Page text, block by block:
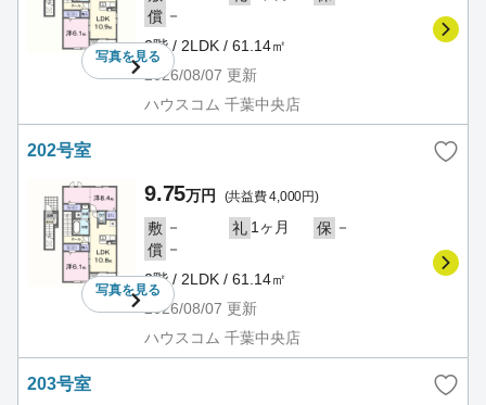
写真を見る
償 －
2階 / 2LDK / 61.14㎡
2026/08/07 更新
ハウスコム 千葉中央店
202号室
写真を見る
9.75万円 (共益費 4,000円)
敷 － 礼 1ヶ月 保 －
償 －
2階 / 2LDK / 61.14㎡
2026/08/07 更新
ハウスコム 千葉中央店
203号室